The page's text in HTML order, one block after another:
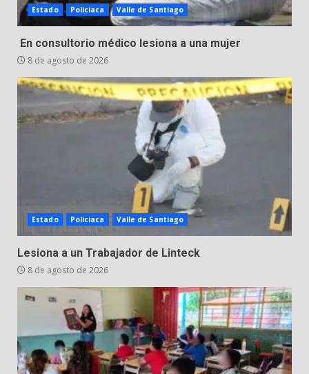
7
7 de agosto de 2026
Estado Policiaca Valle de Santiago
En consultorio médico lesiona a una mujer
8 de agosto de 2026
Estado Policiaca Valle de Santiago
Lesiona a un Trabajador de Linteck
8 de agosto de 2026